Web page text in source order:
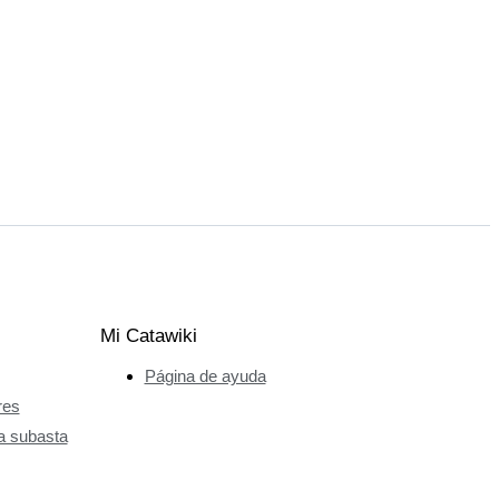
subasta
Mi Catawiki
Página de ayuda